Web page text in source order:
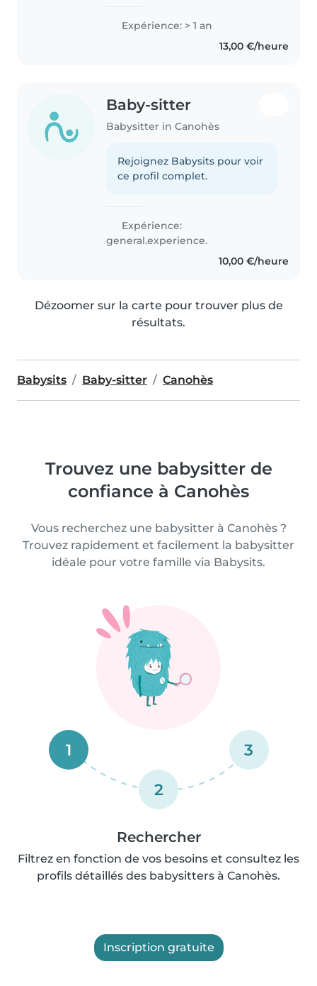
prendre soin d'eux, par ailleurs
j'aimerais gagner des sous pour..
Expérience: > 1 an
13,00 €/heure
Baby-sitter
Babysitter in Canohès
Rejoignez Babysits pour voir
ce profil complet.
Expérience:
general.experience.
10,00 €/heure
Dézoomer sur la carte pour trouver plus de
résultats.
Babysits Baby-sitter Canohès
Trouvez une babysitter de
confiance à Canohès
Vous recherchez une babysitter à Canohès ?
Trouvez rapidement et facilement la babysitter
idéale pour votre famille via Babysits.
1
2
3
Rechercher
Filtrez en fonction de vos besoins et consultez les
profils détaillés des babysitters à Canohès.
Inscription gratuite